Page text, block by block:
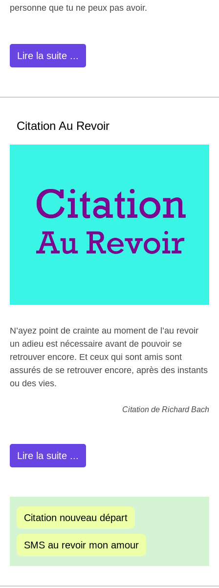
personne que tu ne peux pas avoir.
Lire la suite ...
Citation Au Revoir
N’ayez point de crainte au moment de l’au revoir
un adieu est nécessaire avant de pouvoir se
retrouver encore. Et ceux qui sont amis sont
assurés de se retrouver encore, après des instants
ou des vies.
Citation de Richard Bach
Lire la suite ...
Citation nouveau départ
SMS au revoir mon amour